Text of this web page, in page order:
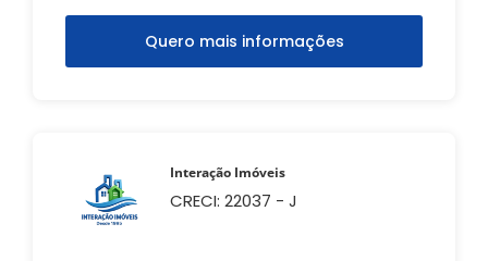
Quero mais informações
Interação Imóveis
CRECI: 22037 - J